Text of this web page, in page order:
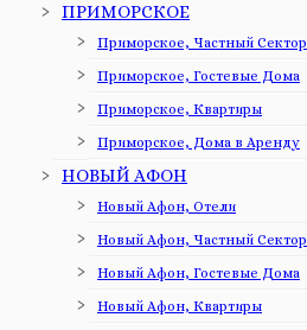
ПРИМОРСКОЕ
Приморское, Частный Сектор
Приморское, Гостевые Дома
Приморское, Квартиры
Приморское, Дома в Аренду
НОВЫЙ АФОН
Новый Афон, Отели
Новый Афон, Частный Сектор
Новый Афон, Гостевые Дома
Новый Афон, Квартиры